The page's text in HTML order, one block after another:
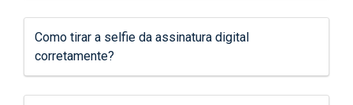
Como tirar a selfie da assinatura digital
corretamente?